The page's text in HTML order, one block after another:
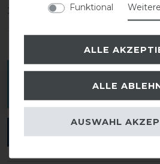
2
0
1
Melde dich an, um eine
Funktional
ALLE
ALLE
AUSWAHL